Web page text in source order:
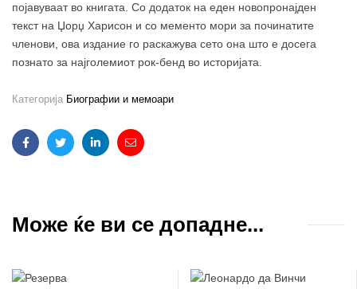
појавуваат во книгата. Со додаток на еден новопронајден
текст на Џорџ Харисон и со мементо мори за починатите
членови, ова издание го раскажува сето она што е досега
познато за најголемиот рок-бенд во историјата.
Категорија Биографии и мемоари
FacebookTwitterLinkedinEmail
Може ќе ви се допадне...